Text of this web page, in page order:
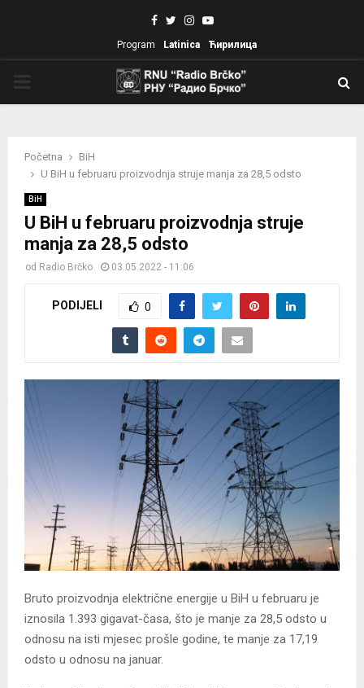
Facebook
TwitterInstagram
Youtube
Program Latinica Ћирилица
Početna
BiH
U BiH u februaru proizvodnja struje manja za 28,5 odsto
BiH
U BiH u februaru proizvodnja struje
manja za 28,5 odsto
od Radio Brčko 03.05.2022 - 11:06
PODIJELI 0
Bruto proizvodnja električne energije u BiH u februaru je
iznosila 1.393 gigavat-časa, što je manje za 28,5 odsto u
odnosu na isti mjesec prošle godine, te manje za 17,19
odsto u odnosu na januar.